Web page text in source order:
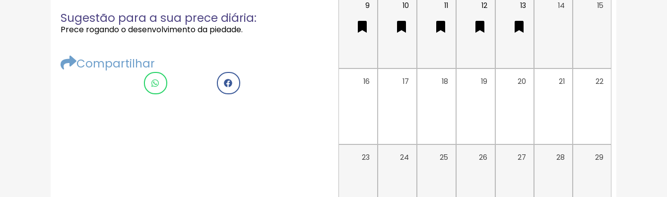
Sugestão para a sua prece diária:
Prece rogando o desenvolvimento da piedade.
Compartilhar
9 10 11 12 13 14 15
16 17 18 19 20 21 22
23 24 25 26 27 28 29